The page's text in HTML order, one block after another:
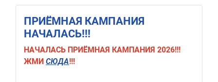
ПРИЁМНАЯ КАМПАНИЯ
НАЧАЛАСЬ!!!
НАЧАЛАСЬ ПРИЁМНАЯ КАМПАНИЯ 2026!!!
ЖМИ СЮДА!!!